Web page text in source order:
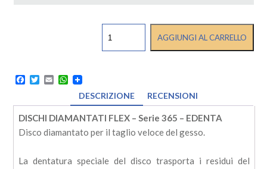
DIAMANTATI
Serie
365
-
EDENTA
quantità
AGGIUNGI AL CARRELLO
Facebook
TwitterEmailWhatsApp
DESCRIZIONE
RECENSIONI
DISCHI DIAMANTATI FLEX – Serie 365 – EDENTA
Disco diamantato per il taglio veloce del gesso.
La dentatura speciale del disco trasporta i residui del